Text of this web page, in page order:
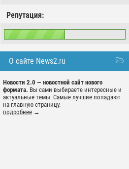
Репутация:
О сайте News2.ru
Новости 2.0 — новостной сайт нового
формата. Вы сами выбираете интересные и
актуальные темы. Самые лучшие попадают
на главную страницу.
подробнее →